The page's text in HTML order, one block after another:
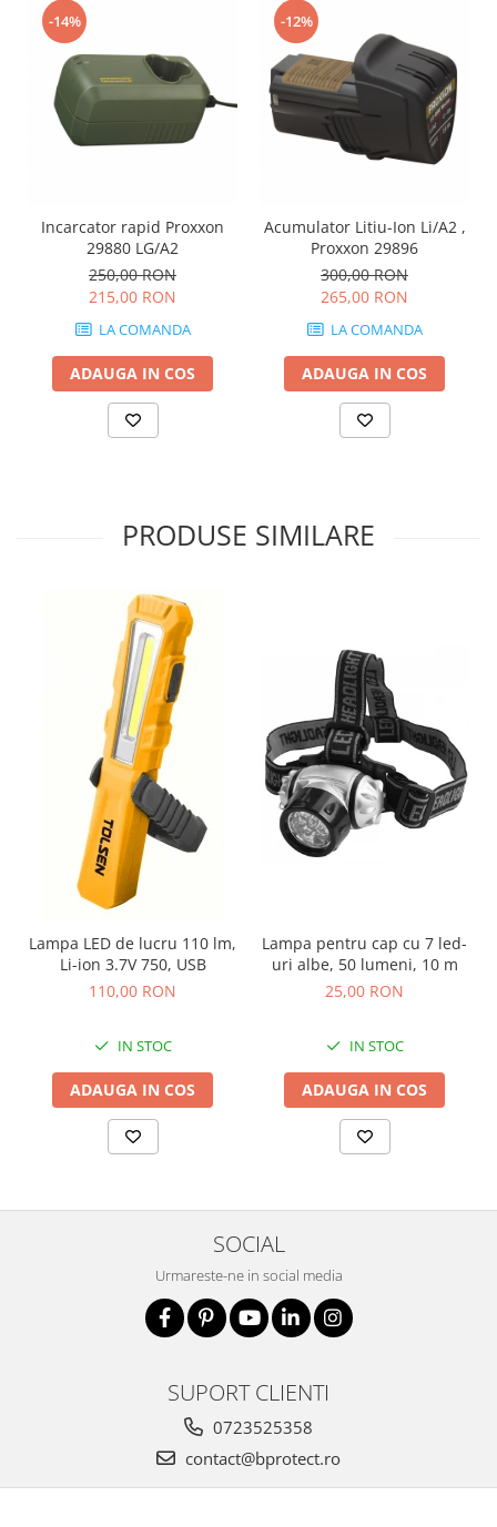
-14%
Incarcator rapid Proxxon
29880 LG/A2
250,00 RON
215,00 RON
LA COMANDA
ADAUGA IN COS
-12%
Acumulator Litiu-Ion Li/A2 ,
Proxxon 29896
300,00 RON
265,00 RON
LA COMANDA
ADAUGA IN COS
PRODUSE SIMILARE
Lampa LED de lucru 110 lm,
Li-ion 3.7V 750, USB
110,00 RON
IN STOC
ADAUGA IN COS
Lampa pentru cap cu 7 led-
uri albe, 50 lumeni, 10 m
25,00 RON
IN STOC
ADAUGA IN COS
SOCIAL
Urmareste-ne in social media
SUPORT CLIENTI
0723525358
contact@bprotect.ro